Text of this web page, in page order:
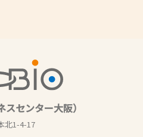
センター大阪）
北1-4-17